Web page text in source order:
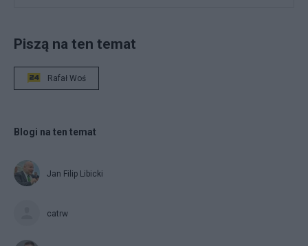
Piszą na ten temat
Rafał Woś
Blogi na ten temat
Jan Filip Libicki
catrw